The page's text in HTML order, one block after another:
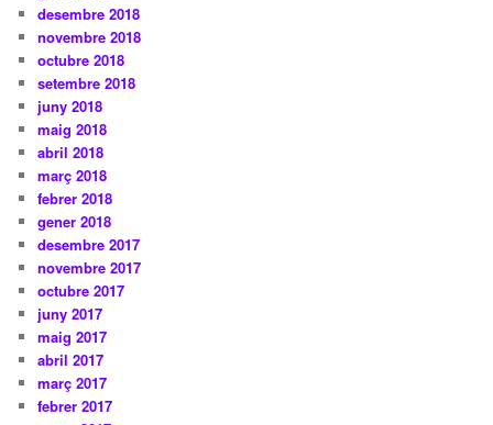
desembre 2018
novembre 2018
octubre 2018
setembre 2018
juny 2018
maig 2018
abril 2018
març 2018
febrer 2018
gener 2018
desembre 2017
novembre 2017
octubre 2017
juny 2017
maig 2017
abril 2017
març 2017
febrer 2017